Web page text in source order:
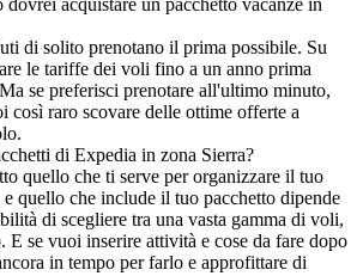
acquistare un pacchetto vacanze in
di solito prenotano il prima possibile. Su
le tariffe dei voli fino a un anno prima
se preferisci prenotare all'ultimo minuto,
così raro scovare delle ottime offerte a
di Expedia in zona Sierra?
quello che ti serve per organizzare il tuo
quello che include il tuo pacchetto dipende
di scegliere tra una vasta gamma di voli,
E se vuoi inserire attività e cose da fare dopo
in tempo per farlo e approfittare di